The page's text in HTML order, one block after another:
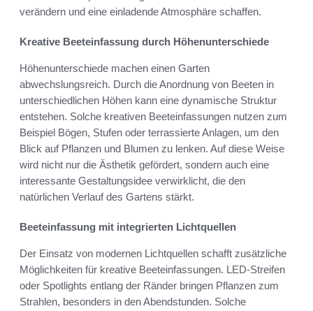
verändern und eine einladende Atmosphäre schaffen.
Kreative Beeteinfassung durch Höhenunterschiede
Höhenunterschiede machen einen Garten
abwechslungsreich. Durch die Anordnung von Beeten in
unterschiedlichen Höhen kann eine dynamische Struktur
entstehen. Solche kreativen Beeteinfassungen nutzen zum
Beispiel Bögen, Stufen oder terrassierte Anlagen, um den
Blick auf Pflanzen und Blumen zu lenken. Auf diese Weise
wird nicht nur die Ästhetik gefördert, sondern auch eine
interessante Gestaltungsidee verwirklicht, die den
natürlichen Verlauf des Gartens stärkt.
Beeteinfassung mit integrierten Lichtquellen
Der Einsatz von modernen Lichtquellen schafft zusätzliche
Möglichkeiten für kreative Beeteinfassungen. LED-Streifen
oder Spotlights entlang der Ränder bringen Pflanzen zum
Strahlen, besonders in den Abendstunden. Solche